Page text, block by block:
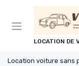
LOCATION DE
Location voiture sans